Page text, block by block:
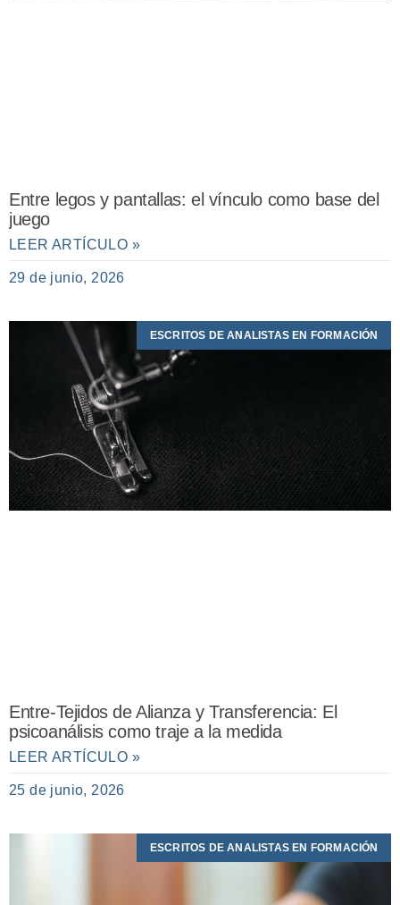
Entre legos y pantallas: el vínculo como base del
juego
LEER ARTÍCULO »
29 de junio, 2026
ESCRITOS DE ANALISTAS EN FORMACIÓN
Entre-Tejidos de Alianza y Transferencia: El
psicoanálisis como traje a la medida
LEER ARTÍCULO »
25 de junio, 2026
ESCRITOS DE ANALISTAS EN FORMACIÓN